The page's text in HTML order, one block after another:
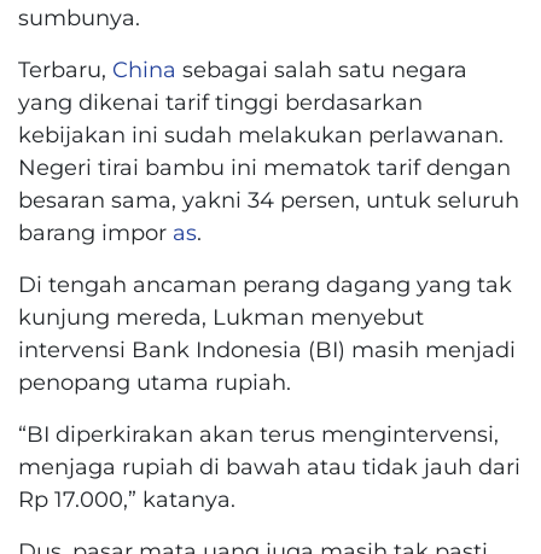
sumbunya.
Terbaru, China sebagai salah satu negara
yang dikenai tarif tinggi berdasarkan
kebijakan ini sudah melakukan perlawanan.
Negeri tirai bambu ini mematok tarif dengan
besaran sama, yakni 34 persen, untuk seluruh
barang impor as.
Di tengah ancaman perang dagang yang tak
kunjung mereda, Lukman menyebut
intervensi Bank Indonesia (BI) masih menjadi
penopang utama rupiah.
“BI diperkirakan akan terus mengintervensi,
menjaga rupiah di bawah atau tidak jauh dari
Rp 17.000,” katanya.